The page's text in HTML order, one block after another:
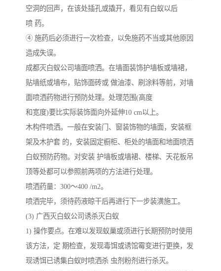
空洞的回声，在该处插孔或撬开，看见有白蚁以后
喷 药。
④ 施药后必须进行一次检查，以免施药不当或其他原因
造成失误。
成都灭白蚁公司墙面喷洒。在墙面装饰护墙板或墙裙，
贴墙纸或墙布，贴饰面砖或 做油漆、刷涂料等前，对墙
面喷洒药物进行预防处理。处理范围(高度
和宽度)要比实际装饰面向外延伸10 cm以上。
木构件喷洒。一般在安装门、窗装饰物的墙面，安装框
架及木护套 的，安装固定橱柜、柜处的墙面和地面喷洒
白蚁预防药物。对安装 护墙板或墙裙、楼梯、天花板吊
顶等处都可以参照前两项的方法进行处理。
喷洒药量：300～400 /m2。
喷洒完毕，须待药液晾干后再进行下一步装潢施工。
(3) 广西灭白蚁公司诱杀灭白蚁
1) 操作要点。在难以发现蚁巢或须进行长期预防时使用
该方法，定 期检查，发现毒饵或诱馆霉变进行更换，发
现诱饵已诱集白蚁时喷洒杀 虫剂粉剂进行杀灭。